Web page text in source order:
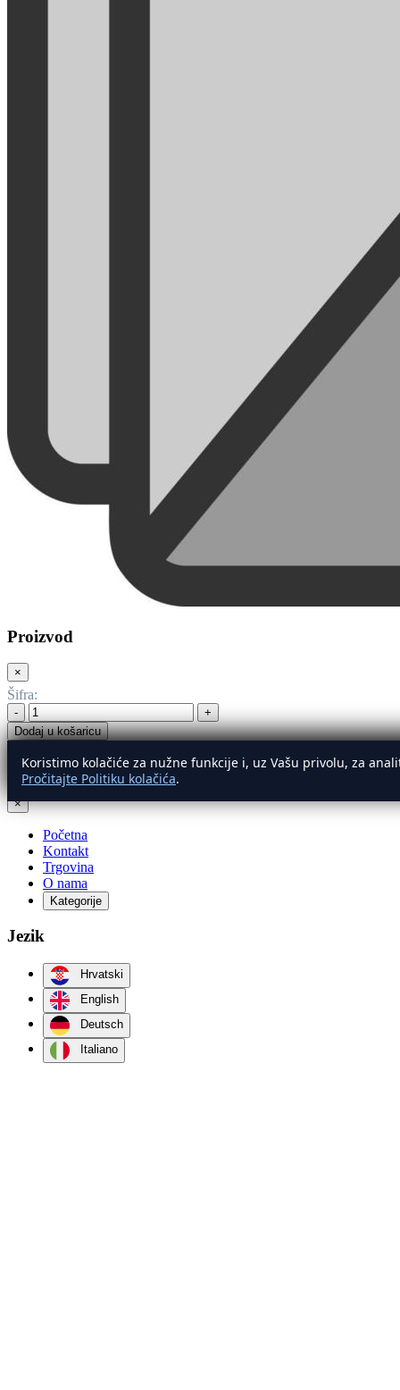
Proizvod
×
Šifra:
-
+
Dodaj u košaricu
Koristimo kolačiće za nužne funkcije i, uz Vašu privolu, za
Pročitajte Politiku kolačića.
Izbornik
×
Početna
Kontakt
Trgovina
O nama
Kategorije
Jezik
Hrvatski
English
Deutsch
Italiano